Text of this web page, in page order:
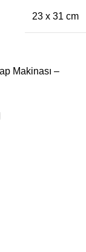
23 x 31 cm
Makinası –